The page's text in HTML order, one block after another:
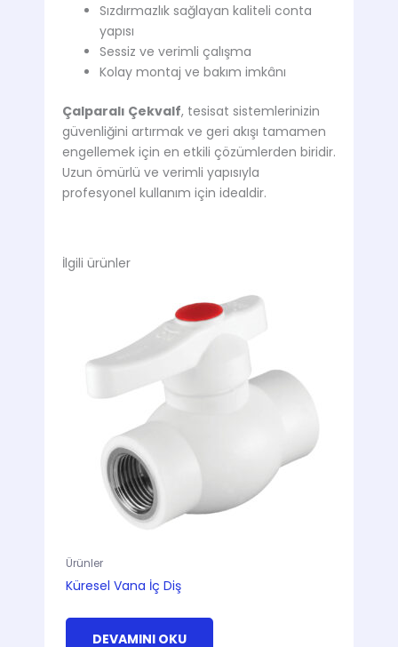
Sızdırmazlık sağlayan kaliteli conta
yapısı
Sessiz ve verimli çalışma
Kolay montaj ve bakım imkânı
Çalparalı Çekvalf, tesisat sistemlerinizin
güvenliğini artırmak ve geri akışı tamamen
engellemek için en etkili çözümlerden biridir.
Uzun ömürlü ve verimli yapısıyla
profesyonel kullanım için idealdir.
İlgili ürünler
Ürünler
Küresel Vana İç Diş
DEVAMINI OKU